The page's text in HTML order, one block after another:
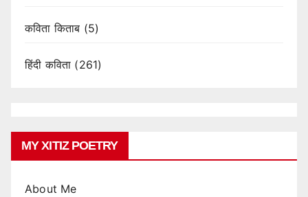
कविता किताब (5)
हिंदी कविता (261)
MY XITIZ POETRY
About Me